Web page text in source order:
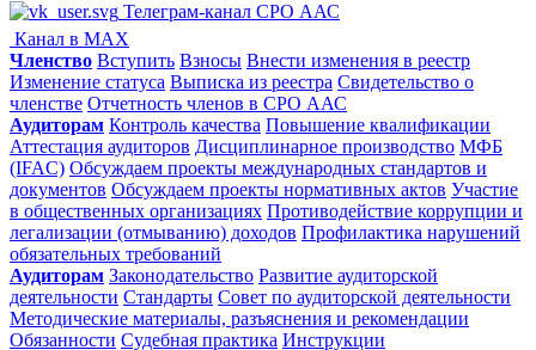
Телеграм-канал СРО ААС
Канал в MAX
Членство Вступить Взносы Внести изменения в реестр
Изменение статуса Выписка из реестра Свидетельство о
членстве Отчетность членов в СРО ААС
Аудиторам Контроль качества Повышение квалификации
Аттестация аудиторов Дисциплинарное производство МФБ
(IFAC) Обсуждаем проекты международных стандартов и
документов Обсуждаем проекты нормативных актов Участие
в общественных организациях Противодействие коррупции и
легализации (отмыванию) доходов Профилактика нарушений
обязательных требований
Аудиторам Законодательство Развитие аудиторской
деятельности Стандарты Совет по аудиторской деятельности
Методические материалы, разъяснения и рекомендации
Обязанности Судебная практика Инструкции